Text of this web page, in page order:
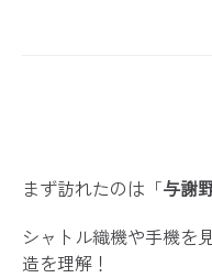
まず訪れたのは「与謝
シャトル織機や手機を
造を理解！